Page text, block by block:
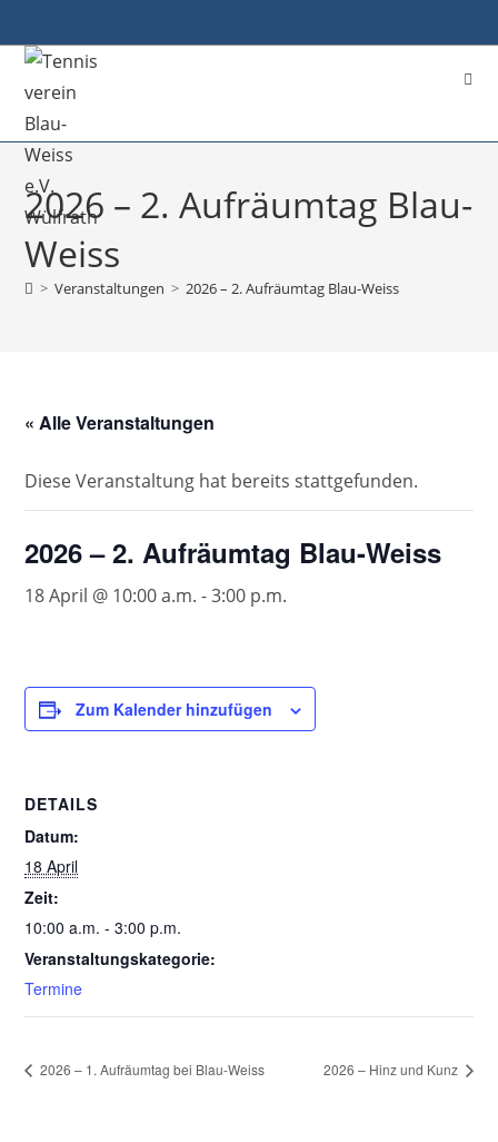
2026 – 2. Aufräumtag Blau-
Weiss
> Veranstaltungen > 2026 – 2. Aufräumtag Blau-Weiss
« Alle Veranstaltungen
Diese Veranstaltung hat bereits stattgefunden.
2026 – 2. Aufräumtag Blau-Weiss
18 April @ 10:00 a.m. -3:00 p.m.
Zum Kalender hinzufügen
DETAILS
Datum:
18 April
Zeit:
10:00 a.m. - 3:00 p.m.
Veranstaltungskategorie:
Termine
2026 – 1. Aufräumtag bei Blau-Weiss 2026 – Hinz und Kunz